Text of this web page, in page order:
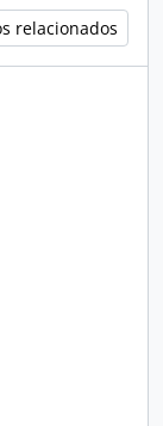
relacionados